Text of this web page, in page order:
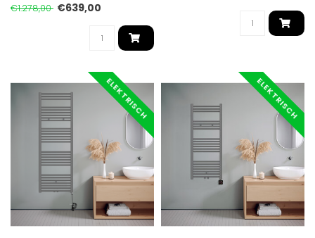
€1.278,00 €639,00
ELEKTRISCH ELEKTRISCH